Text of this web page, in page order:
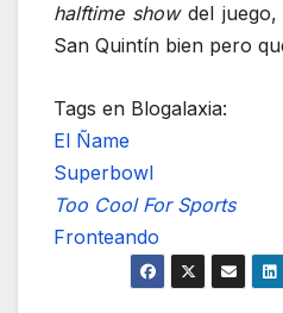
halftime showdel juego,
San Quintín bien pero
Tags en Blogalaxia:
El Ñame
Superbowl
Too Cool For Sports
Fronteando